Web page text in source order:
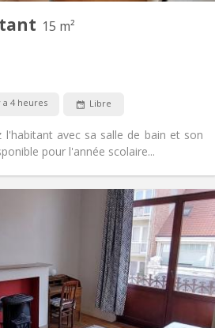
15 m²
a 4 heures Libre
l'habitant avec sa salle de bain et son
pour l'année scolaire...
Infos Pratiques
Loyer:
495 €
Charges:
70 €
Durée:
10 mois
Domiciliation:
Non
Aménagement